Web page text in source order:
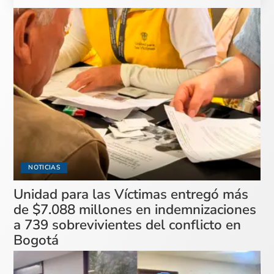
NOTICIAS
Unidad para las Víctimas entregó más
de $7.088 millones en indemnizaciones
a 739 sobrevivientes del conflicto en
Bogotá